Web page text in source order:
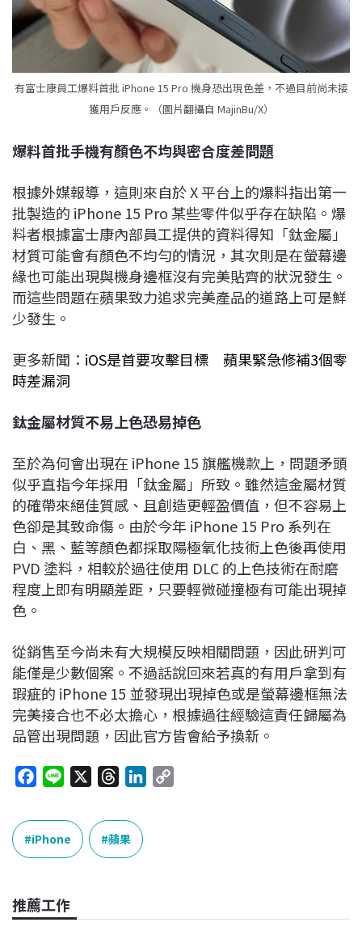
有富士康員工爆料首批 iPhone 15 Pro 機身恐出現色差，不過目前尚未接
獲用戶反應。（圖片翻攝自 MajinBu/X）
爆料首批手機有顏色不均與密合度差問題
根據外媒報導，這則來自於 X 平台上的爆料指出第一
批製造的 iPhone 15 Pro 某些零件似乎存在缺陷。爆
料者根據富士康內部員工提供的資料得知「鈦金屬」
材質可能會有顏色不均勻的情況，其次則是在螢幕邊
緣也可能出現與機身邊框沒有完美貼齊的狀況發生。
而這些問題在蘋果致力追求完美產品的道路上可是鮮
少發生。
更多新聞： iOS是首要攻擊目標 蘋果緊急修補3個零
時差漏洞
鈦金屬材質不易上色恐易掉色
至於為何會出現在 iPhone 15 旗艦機款上，問題矛頭
似乎直指今年採用「鈦金屬」所致。雖然這金屬材質
的確帶來絕佳質感、且創造更輕盈價值，但不容易上
色卻是其致命傷。由於今年 iPhone 15 Pro 系列在
白、黑、藍等顏色都採取陽極氧化技術上色後再使用
PVD 塗料，相較於過往使用 DLC 的上色技術在耐磨
程度上即有明顯差距，只要輕微碰撞極有可能出現掉
色。
從銷售至今尚未有大規模反映相關問題，因此研判可
能僅是少數個案。不過話說回來若真的有用戶拿到有
瑕疵的 iPhone 15 並發現出現掉色或是螢幕邊框無法
完美接合也不必太擔心，根據過往經驗這責任歸屬為
品管出現問題，因此官方皆會給予換新。
c
e
b
o
k
n
e
r
e
a
n
k
iPhone 蘋果
推薦工作